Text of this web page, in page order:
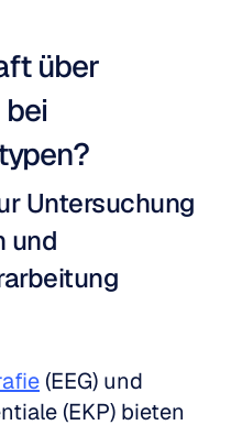
über
Untersuchung
und
(EEG) und